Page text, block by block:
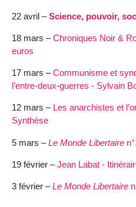
22 avril –Science, pouvoir,
18 mars –Chroniques Noir &
euros
17 mars –Communisme et
l’entre-deux-guerres - Sylvain
12 mars – Les anarchistes et
Synthèse
5 mars –Le Monde Libertaire
19 février –Jean Labat -
3 février –Le Monde Libertaire